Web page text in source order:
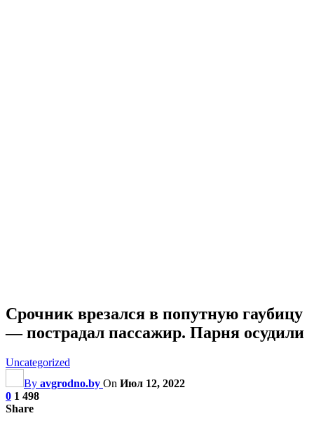
Срочник врезался в попутную гаубицу
— пострадал пассажир. Парня осудили
Uncategorized
By avgrodno.by On Июл 12, 2022
0 1 498
Share